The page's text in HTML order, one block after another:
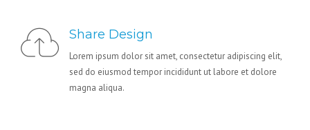
Share Design
Lorem ipsum dolor sit amet, consectetur adipiscing elit,
sed do eiusmod tempor incididunt ut labore et dolore
magna aliqua.